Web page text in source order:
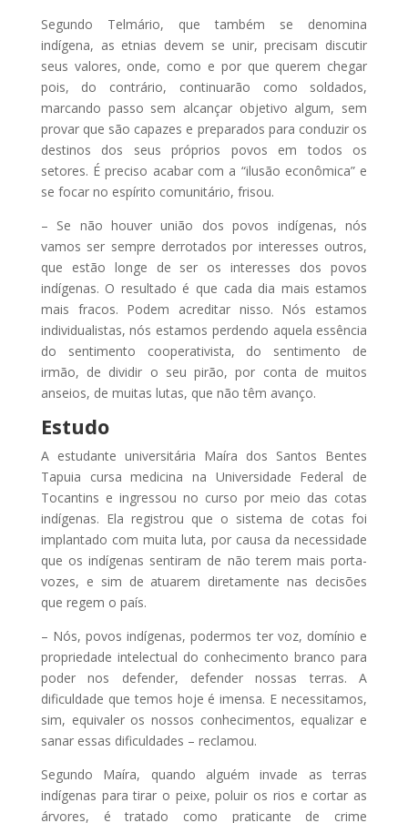
Segundo Telmário, que também se denomina
indígena, as etnias devem se unir, precisam discutir
seus valores, onde, como e por que querem chegar
pois, do contrário, continuarão como soldados,
marcando passo sem alcançar objetivo algum, sem
provar que são capazes e preparados para conduzir os
destinos dos seus próprios povos em todos os
setores. É preciso acabar com a “ilusão econômica” e
se focar no espírito comunitário, frisou.
– Se não houver união dos povos indígenas, nós
vamos ser sempre derrotados por interesses outros,
que estão longe de ser os interesses dos povos
indígenas. O resultado é que cada dia mais estamos
mais fracos. Podem acreditar nisso. Nós estamos
individualistas, nós estamos perdendo aquela essência
do sentimento cooperativista, do sentimento de
irmão, de dividir o seu pirão, por conta de muitos
anseios, de muitas lutas, que não têm avanço.
Estudo
A estudante universitária Maíra dos Santos Bentes
Tapuia cursa medicina na Universidade Federal de
Tocantins e ingressou no curso por meio das cotas
indígenas. Ela registrou que o sistema de cotas foi
implantado com muita luta, por causa da necessidade
que os indígenas sentiram de não terem mais porta-
vozes, e sim de atuarem diretamente nas decisões
que regem o país.
– Nós, povos indígenas, podermos ter voz, domínio e
propriedade intelectual do conhecimento branco para
poder nos defender, defender nossas terras. A
dificuldade que temos hoje é imensa. E necessitamos,
sim, equivaler os nossos conhecimentos, equalizar e
sanar essas dificuldades – reclamou.
Segundo Maíra, quando alguém invade as terras
indígenas para tirar o peixe, poluir os rios e cortar as
árvores, é tratado como praticante de crime